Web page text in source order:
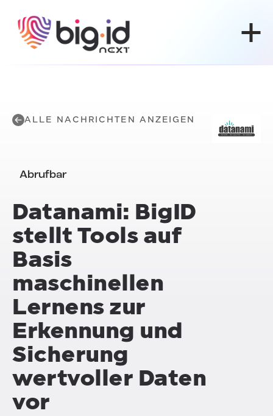
ALLE NACHRICHTEN ANZEIGEN
Abrufbar
Datanami: BigID
stellt Tools auf
Basis
maschinellen
Lernens zur
Erkennung und
Sicherung
wertvoller Daten
vor